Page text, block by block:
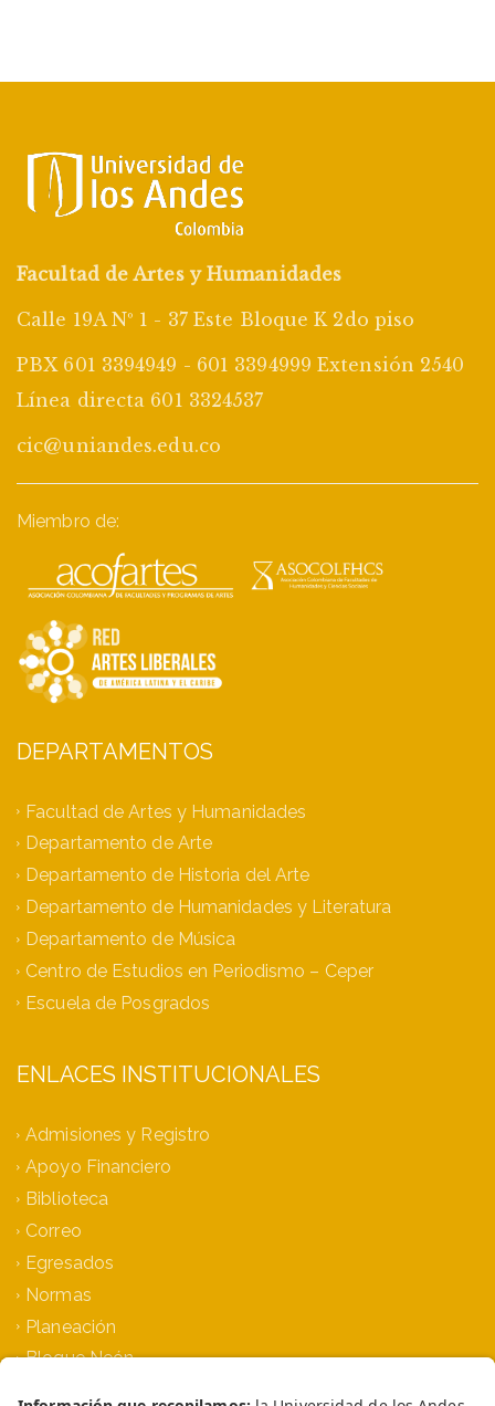
Facultad de Artes y Humanidades
Calle 19A Nº 1 - 37 Este Bloque K 2do piso
PBX 601 3394949 - 601 3394999 Extensión 2540
Línea directa 601 3324537
cic@uniandes.edu.co
Miembro de:
DEPARTAMENTOS
Facultad de Artes y Humanidades
Departamento de Arte
Departamento de Historia del Arte
Departamento de Humanidades y Literatura
Departamento de Música
Centro de Estudios en Periodismo – Ceper
Escuela de Posgrados
ENLACES INSTITUCIONALES
Admisiones y Registro
Apoyo Financiero
Biblioteca
Correo
Egresados
Normas
Planeación
Bloque Neón